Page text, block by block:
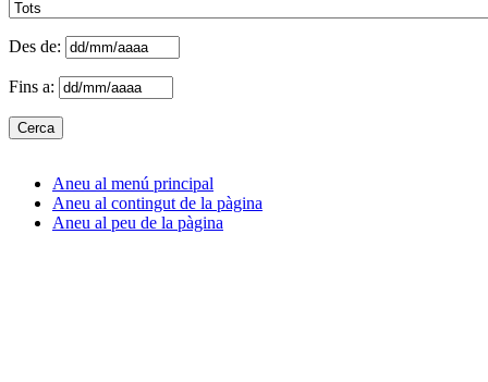
Des de:
Fins a:
Aneu al menú principal
Aneu al contingut de la pàgina
Aneu al peu de la pàgina